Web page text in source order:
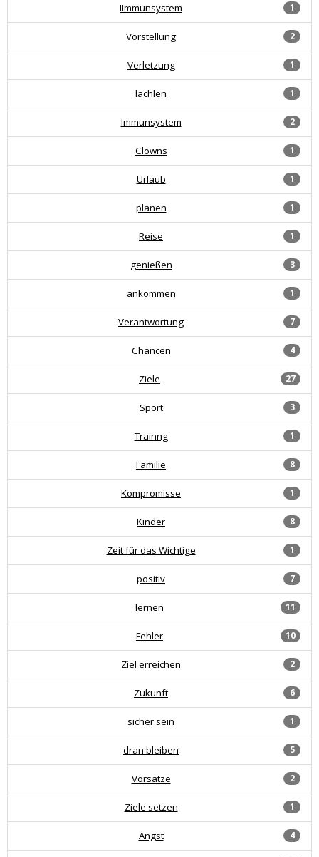
1
IImmunsystem
2
Vorstellung
1
Verletzung
1
lächlen
2
Immunsystem
1
Clowns
1
Urlaub
1
planen
1
Reise
3
genießen
1
ankommen
7
Verantwortung
4
Chancen
27
Ziele
3
Sport
1
Trainng
8
Familie
1
Kompromisse
8
Kinder
1
Zeit für das Wichtige
7
positiv
11
lernen
10
Fehler
2
Ziel erreichen
6
Zukunft
1
sicher sein
5
dran bleiben
2
Vorsätze
1
Ziele setzen
4
Angst